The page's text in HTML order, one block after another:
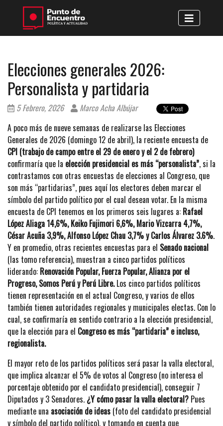
Elecciones generales 2026:
Personalista y partidaria
5 Febrero, 2026
Marco Acha Albújar
A poco más de nueve semanas de realizarse las Elecciones
Generales de 2026 (domingo 12 de abril), la reciente encuesta de
CPI (trabajo de campo entre el 29 de enero y el 2 de febrero)
confirmaría que la elección presidencial es más “personalista”, si la
contrastamos con otras encuestas de elecciones al Congreso, que
son más “partidarias”, pues aquí los electores deben marcar el
símbolo del partido político por el cual desean votar. En la misma
encuesta de CPI tenemos en los primeros seis lugares a: Rafael
López Aliaga 14,6%, Keiko Fujimori 6,6%, Mario Vizcarra 4,7%,
César Acuña 3,9%, Alfonso López Chau 3,7% y Carlos Álvarez 3.6%.
Y en promedio, otras recientes encuestas para el Senado nacional
(las tomo referencia), muestran a cinco partidos políticos
liderando: Renovación Popular, Fuerza Popular, Alianza por el
Progreso, Somos Perú y Perú Libre.Los cinco partidos políticos
tienen representación en el actual Congreso, y varios de ellos
también tienen autoridades regionales y municipales electas. Con lo
cual, se confirmaría en sentido contrario a la elección presidencial,
que la elección para el Congreso es más “partidaria” e incluso,
regionalista.
El mayor reto de los partidos políticos será pasar la valla electoral,
que implica alcanzar el 5% de votos al Congreso (no interesa el
porcentaje obtenido por el candidato presidencial), conseguir 7
Diputados y 3 Senadores. ¿Y cómo pasar la valla electoral? Pues
mediante una asociación de ideas (foto del candidato presidencial
y símbolo del partido político), y tomando en cuenta que